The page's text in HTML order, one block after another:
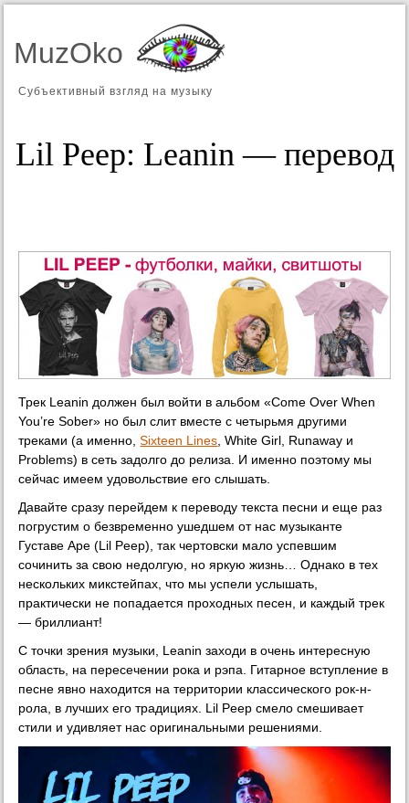
MuzOko
Субъективный взгляд на музыку
Lil Peep: Leanin — перевод
Трек Leanin должен был войти в альбом «Come Over When
You’re Sober» но был слит вместе с четырьмя другими
треками (а именно,Sixteen Lines, White Girl, Runaway и
Problems) в сеть задолго до релиза. И именно поэтому мы
сейчас имеем удовольствие его слышать.
Давайте сразу перейдем к переводу текста песни и еще раз
погрустим о безвременно ушедшем от нас музыканте
Густаве Аре (Lil Peep), так чертовски мало успевшим
сочинить за свою недолгую, но яркую жизнь… Однако в тех
нескольких микстейпах, что мы успели услышать,
практически не попадается проходных песен, и каждый трек
— бриллиант!
С точки зрения музыки, Leanin заходи в очень интересную
область, на пересечении рока и рэпа. Гитарное вступление в
песне явно находится на территории классического рок-н-
рола, в лучших его традициях. Lil Peep смело смешивает
стили и удивляет нас оригинальными решениями.